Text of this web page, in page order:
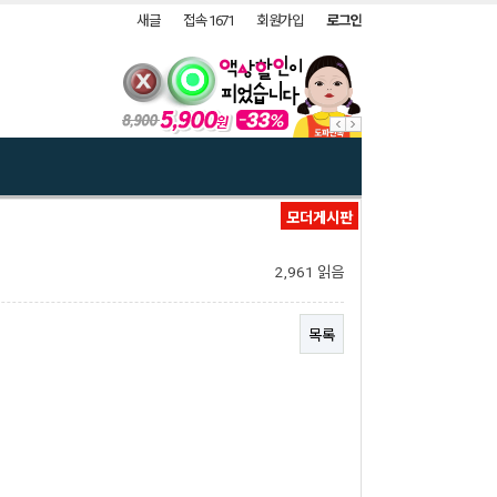
새글 접속 1671 회원가입 로그인
모더게시판
2,961 읽음
목록